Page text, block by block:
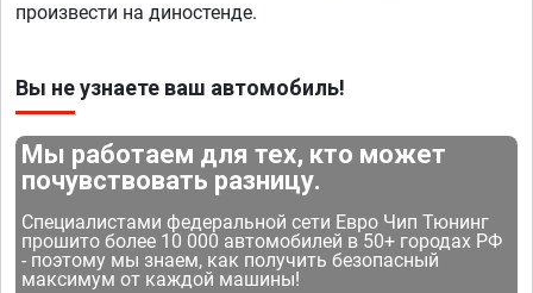
произвести на диностенде.
Вы не узнаете ваш автомобиль!
Мы работаем для тех, кто может
почувствовать разницу.
Специалистами федеральной сети Евро Чип Тюнинг
прошито более 10 000 автомобилей в 50+ городах РФ
- поэтому мы знаем, как получить безопасный
максимум от каждой машины!